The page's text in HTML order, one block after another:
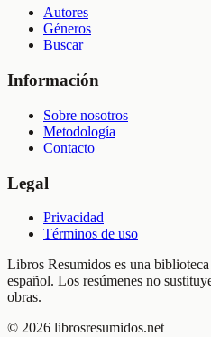
Autores
Géneros
Buscar
Información
Sobre nosotros
Metodología
Contacto
Legal
Privacidad
Términos de uso
Libros Resumidos es una
español. Los resúmenes no
obras.
© 2026 librosresumidos.net